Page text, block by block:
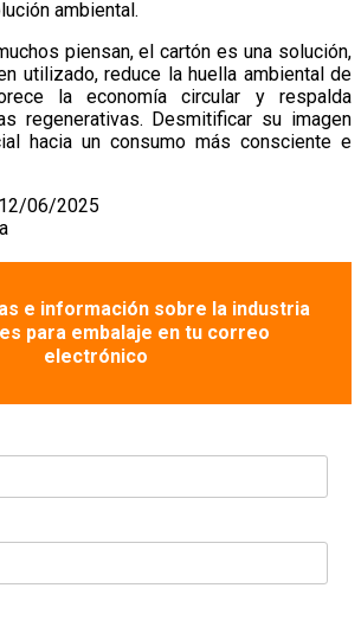
ambiental.
piensan, el cartón es una solución,
utilizado, reduce la huella ambiental de
la economía circular y respalda
regenerativas. Desmitificar su imagen
hacia un consumo más consciente e
12/06/2025
e información sobre la industria
para embalaje en tu correo
electrónico